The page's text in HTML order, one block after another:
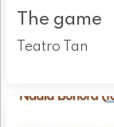
The game
Teatro Tan